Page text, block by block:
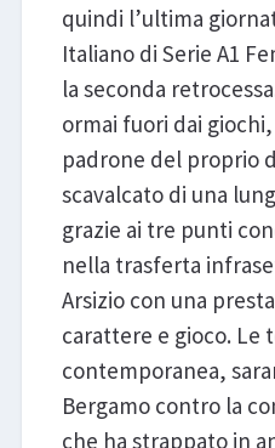
quindi l’ultima
Italiano di Serie A1
la seconda
ormai fuori dai
padrone del proprio
scavalcato di una
grazie ai tre punti
nella trasferta
Arsizio con una
carattere e gioco. Le
contemporanea,
Bergamo contro la
che ha strappato in